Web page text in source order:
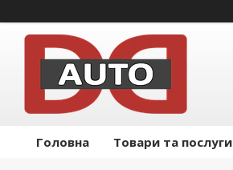
Головна Товари та послуги